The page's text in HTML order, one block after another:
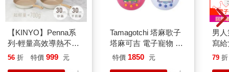
【KINYO】Penna系
列-輕量高效導熱不沾
平煎鍋30cm
56 折 特價 999 元
Tamagotchi 塔麻歌子
塔麻可吉 電子寵物 樂
園系列（熱帶橙果／極
特價 1850 元
男
寫
79 折